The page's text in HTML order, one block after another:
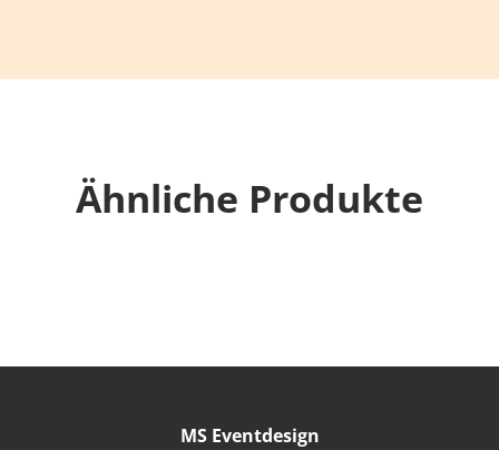
Ähnliche Produkte
MS Eventdesign